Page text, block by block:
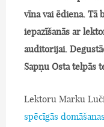
vīna vai ēdiena. Tā
iepazīšanās ar
auditorijai.
Sapņu Osta telpās
Lektoru Marku
spēcīgās